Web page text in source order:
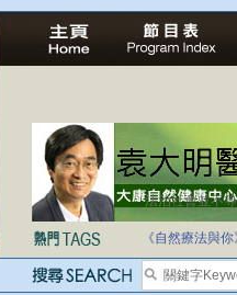
法治社會並不
自家教育合法
《自然療法與你